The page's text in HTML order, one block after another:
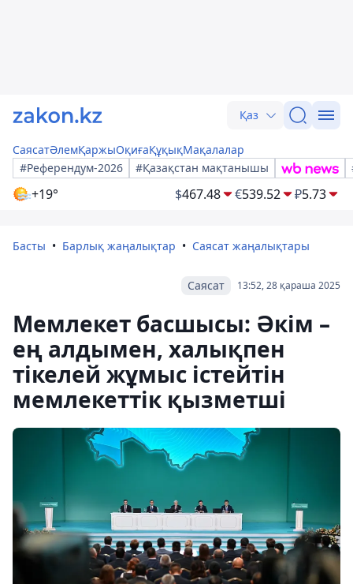
Қаз
СаясатӘлемҚаржыОқиғаҚұқықМақалалар
#Референдум-2026
#Қазақстан мақтанышы
+19° $467.48 €539.52 ₽5.73
Басты Барлық жаңалықтар Саясат жаңалықтары
13:52, 28 қараша 2025
Саясат
Мемлекет басшысы: Әкім –
ең алдымен, халықпен
тікелей жұмыс істейтін
мемлекеттік қызметші